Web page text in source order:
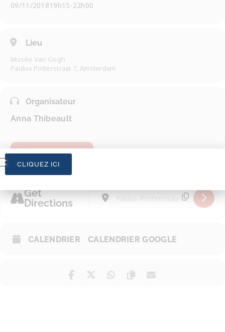
09/11/201819h15-22h00
Lieu
Musée Van Gogh
Paulus Potterstraat 7, Amsterdam
Organisateur
Anna Thibeault
EN SAVOIR PLUS
Get
Directions
Address - Exposition "Gaugin et Laval
Destination Address -
CALENDRIER CALENDRIER GOOGLE
CLIQUEZ ICI